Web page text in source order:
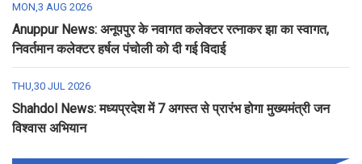
MON,3 AUG 2026
Anuppur News: अनूपपुर के नवागत कलेक्टर रत्नाकर झा का स्वागत,
निवर्तमान कलेक्टर हर्षल पंचोली को दी गई विदाई
THU,30 JUL 2026
Shahdol News: मध्यप्रदेश में 7 अगस्त से प्रारंभ होगा मुख्यमंत्री जन
विश्वास अभियान